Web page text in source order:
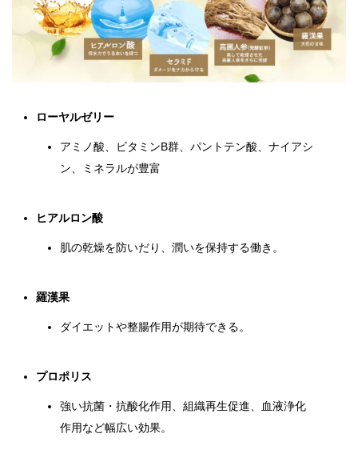
ローヤルゼリー
アミノ酸、ビタミンB群、パントテン酸、ナイアシ
ン、ミネラルが豊富
ヒアルロン酸
肌の乾燥を防いだり、潤いを保持する働き。
羅漢果
ダイエットや整腸作用が期待できる。
プロポリス
強い抗菌・抗酸化作用、組織再生促進、血液浄化
作用など幅広い効果。